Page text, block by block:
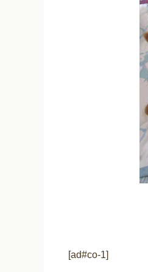
[ad#co-1]